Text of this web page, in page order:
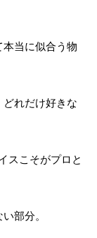
当に似合う物
れだけ好きな
スこそがプロと
部分。